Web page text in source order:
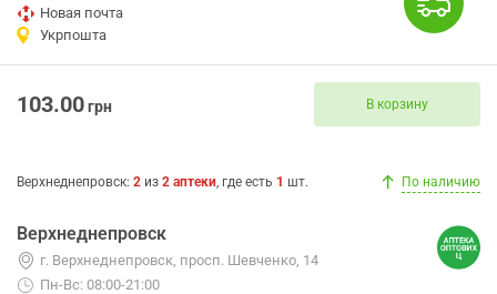
Новая почта
Укрпошта
103.00грн В корзину
Верхнеднепровск: 2 из 2 аптеки, где есть 1 шт. По наличию
Верхнеднепровск
г. Верхнеднепровск, просп. Шевченко, 14
Пн-Вс: 08:00-21:00